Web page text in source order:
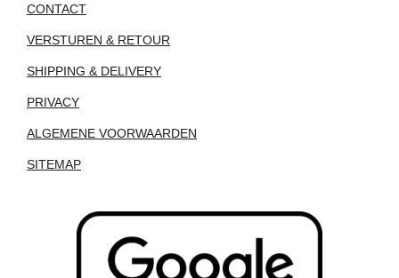
CONTACT
VERSTUREN & RETOUR
SHIPPING & DELIVERY
PRIVACY
ALGEMENE VOORWAARDEN
SITEMAP